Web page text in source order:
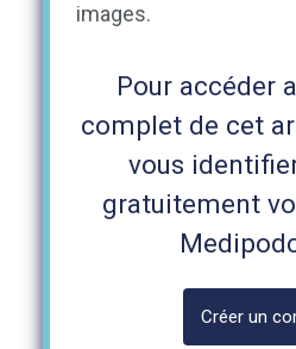
images.
Pour accéder
complet de cet
vous
gratuitement
Créer un